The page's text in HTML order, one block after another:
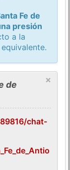
Fe de
presión
a la
×
de
chat-